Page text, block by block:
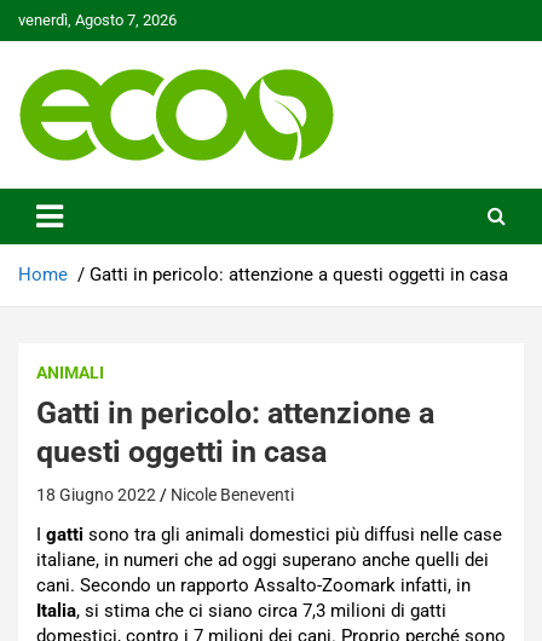
to
venerdì, Agosto 7, 2026
Ecoo.it
Home Gatti in pericolo: attenzione a questi oggetti in casa
ANIMALI
Gatti in pericolo: attenzione a
questi oggetti in casa
18 Giugno 2022 Nicole Beneventi
I gatti sono tra gli animali domestici più diffusi nelle case
italiane, in numeri che ad oggi superano anche quelli dei
cani. Secondo un rapporto Assalto-Zoomark infatti, in
Italia, si stima che ci siano circa 7,3 milioni di gatti
domestici, contro i 7 milioni dei cani. Proprio perché sono